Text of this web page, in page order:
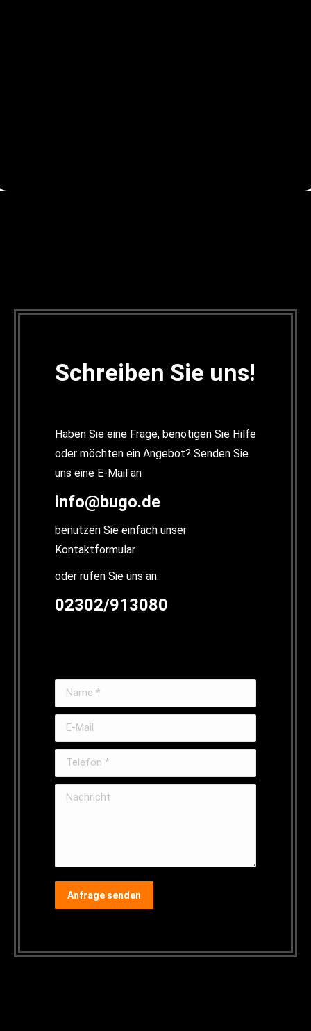
Schreiben Sie uns!
Haben Sie eine Frage, benötigen Sie Hilfe
oder möchten ein Angebot? Senden Sie
uns eine E-Mail an
info@bugo.de
benutzen Sie einfach unser
Kontaktformular
oder rufen Sie uns an.
02302/913080
Name *
E-Mail
Telefon *
Nachricht
Anfrage senden